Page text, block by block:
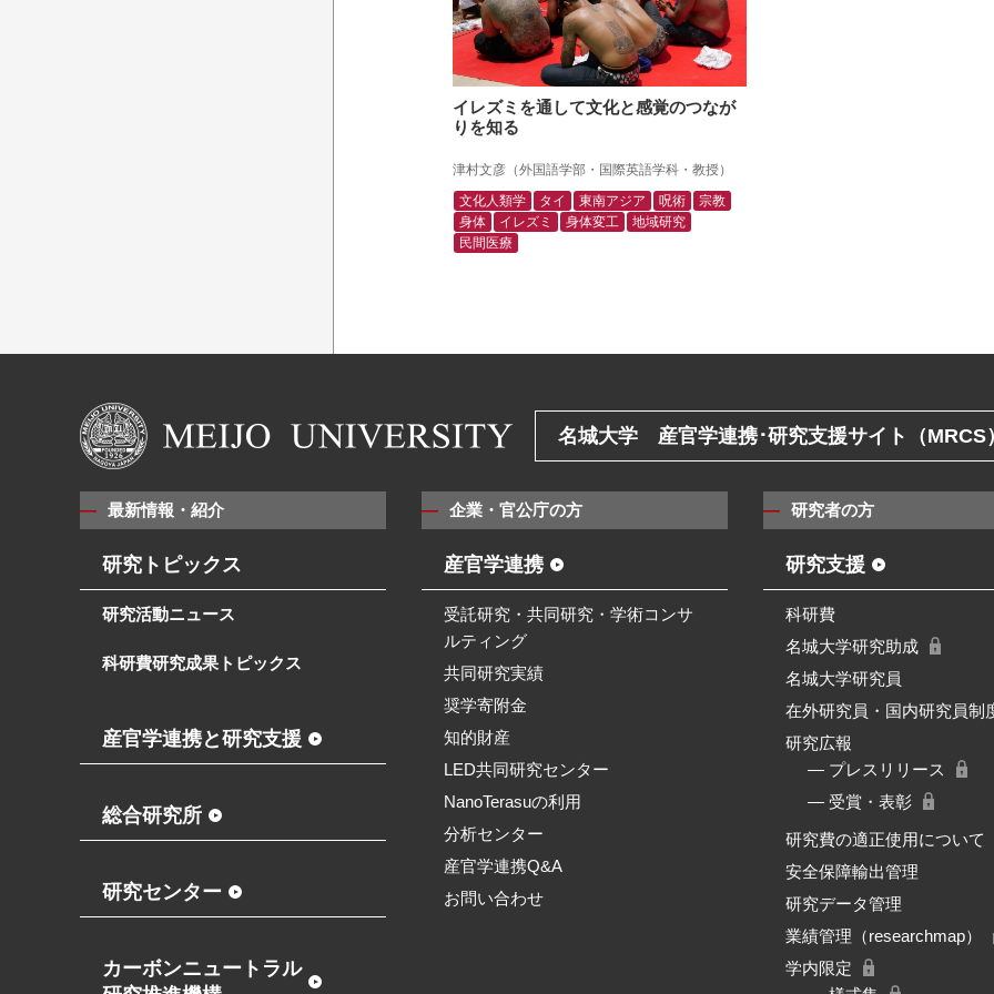
イレズミを通して文化と感覚のつなが
りを知る
津村文彦（外国語学部・国際英語学科・教授）
文化人類学
タイ 東南アジア 呪術
宗教
身体
イレズミ 身体変工
地域研究
民間医療
名城大学 産官学連携･研究支援サイト（MRCS
最新情報・紹介
研究トピックス
研究活動ニュース
科研費研究成果トピックス
産官学連携と研究支援
総合研究所
研究センター
カーボンニュートラル
企業・官公庁の方
産官学連携
受託研究・共同研究・学術コンサ
ルティング
共同研究実績
奨学寄附金
知的財産
LED共同研究センター
NanoTerasuの利用
分析センター
産官学連携Q&A
お問い合わせ
研究者の方
研究支援
科研費
名城大学研究助成
名城大学研究員
在外研究員・国内研究員制
研究広報
― プレスリリース
― 受賞・表彰
研究費の適正使用について
安全保障輸出管理
研究データ管理
業績管理（researchmap）
学内限定